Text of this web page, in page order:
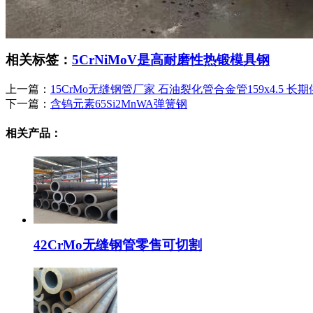
相关标签： 5CrNiMoV是高耐磨性热锻模具钢
上一篇： 15CrMo无缝钢管厂家 石油裂化管合金管159x4.5 长期
下一篇： 含钨元素65Si2MnWA弹簧钢
相关产品：
42CrMo无缝钢管零售可切割